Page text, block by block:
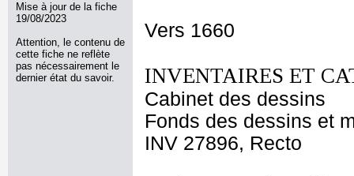
Mise à jour de la fiche
19/08/2023
Attention, le contenu de
cette fiche ne reflète
pas nécessairement le
dernier état du savoir.
Vers 1660
INVENTAIRES ET
Cabinet des dessins
Fonds des dessins et
INV 27896, Recto